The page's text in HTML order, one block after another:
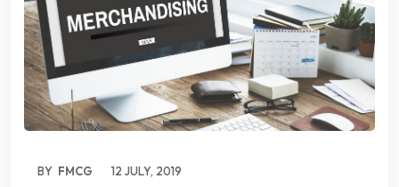
BY FMCG 12 JULY, 2019